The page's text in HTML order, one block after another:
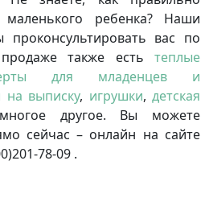
ребенка? Наши
проконсультировать вас по
также есть теплые
для младенцев и
на выписку, игрушки,детская
другое. Вы можете
сейчас – онлайн на сайте
78-09 .